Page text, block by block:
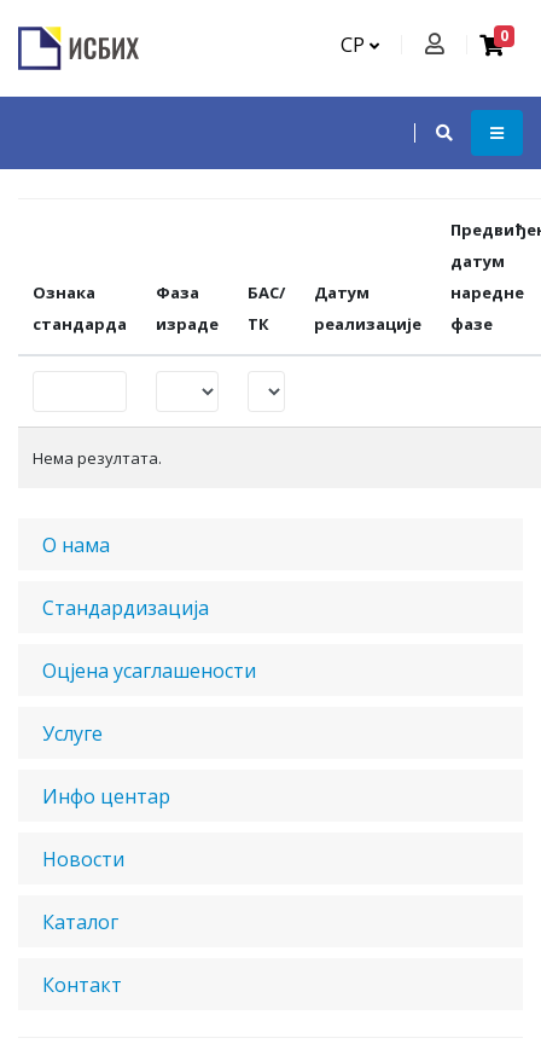
СР 0
Ознака
стандарда
Фаза
израде
БАС/
ТК
Датум
реализације
датум
наредне
фазе
Нема резултата.
О нама
Стандардизација
Оцјена усаглашености
Услуге
Инфо центар
Новости
Каталог
Контакт